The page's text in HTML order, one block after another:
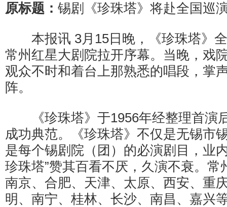
原标题： 锡剧《珍珠塔》将赴全国巡
本报讯 3月15日晚，《珍珠塔》全
常州红星大剧院拉开序幕。当晚，戏
观众不时和着台上那熟悉的唱段，掌
阵。
《珍珠塔》于1956年经整理首演后
成功典范。《珍珠塔》不仅是无锡市
是每个锡剧院（团）的必演剧目，业
珍珠塔”赞其百看不厌，久演不衰。常
南京、合肥、天津、太原、西安、重
明、南宁、桂林、长沙、南昌、嘉兴